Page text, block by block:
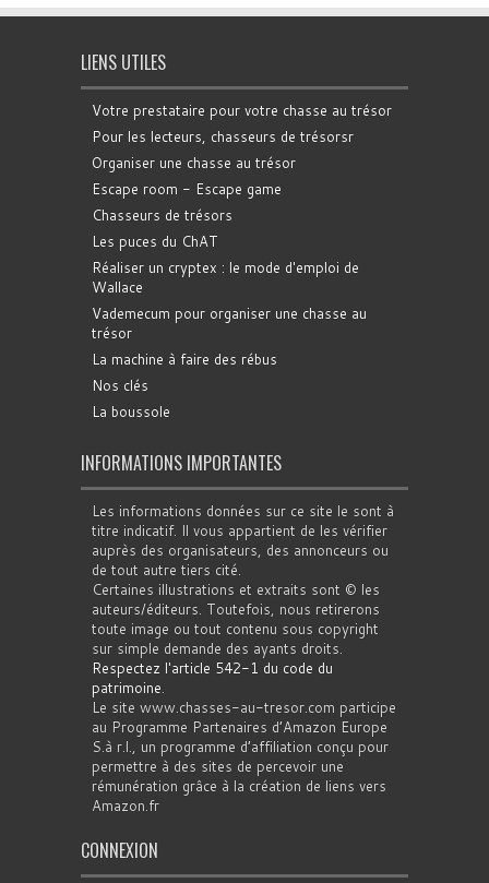
LIENS UTILES
Votre prestataire pour votre chasse au trésor
Pour les lecteurs, chasseurs de trésorsr
Organiser une chasse au trésor
Escape room - Escape game
Chasseurs de trésors
Les puces du ChAT
Réaliser un cryptex : le mode d'emploi de
Wallace
Vademecum pour organiser une chasse au
trésor
La machine à faire des rébus
Nos clés
La boussole
INFORMATIONS IMPORTANTES
Les informations données sur ce site le sont à
titre indicatif. Il vous appartient de les vérifier
auprès des organisateurs, des annonceurs ou
de tout autre tiers cité.
Certaines illustrations et extraits sont © les
auteurs/éditeurs. Toutefois, nous retirerons
toute image ou tout contenu sous copyright
sur simple demande des ayants droits.
Respectez l'article 542-1 du code du
patrimoine.
Le site www.chasses-au-tresor.com participe
au Programme Partenaires d’Amazon Europe
S.à r.l., un programme d’affiliation conçu pour
permettre à des sites de percevoir une
rémunération grâce à la création de liens vers
Amazon.fr
CONNEXION